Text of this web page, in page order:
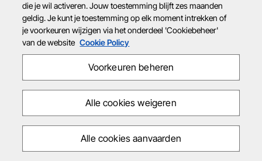
die je wil activeren. Jouw toestemming blijft zes maanden
geldig. Je kunt je toestemming op elk moment intrekken of
je voorkeuren wijzigen via het onderdeel 'Cookiebeheer'
van de website Cookie Policy
Voorkeuren beheren
Alle cookies weigeren
Alle cookies aanvaarden